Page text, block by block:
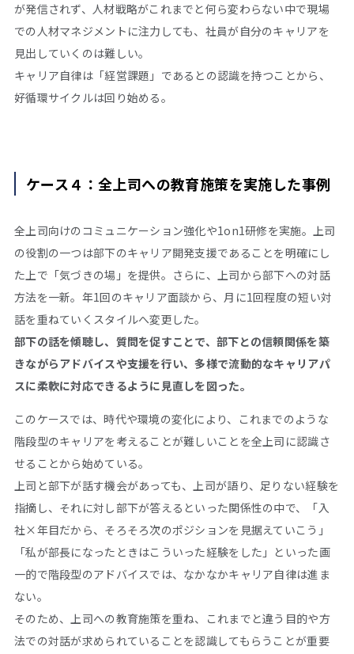
が発信されず、人材戦略がこれまでと何ら変わらない中で現場
での人材マネジメントに注力しても、社員が自分のキャリアを
見出していくのは難しい。
キャリア自律は「経営課題」であるとの認識を持つことから、
好循環サイクルは回り始める。
ケース４：全上司への教育施策を実施した事例
全上司向けのコミュニケーション強化や1on1研修を実施。上司
の役割の一つは部下のキャリア開発支援であることを明確にし
た上で「気づきの場」を提供。さらに、上司から部下への対話
方法を一新。年1回のキャリア面談から、月に1回程度の短い対
話を重ねていくスタイルへ変更した。
部下の話を傾聴し、質問を促すことで、部下との信頼関係を築
きながらアドバイスや支援を行い、多様で流動的なキャリアパ
スに柔軟に対応できるように見直しを図った。
このケースでは、時代や環境の変化により、これまでのような
階段型のキャリアを考えることが難しいことを全上司に認識さ
せることから始めている。
上司と部下が話す機会があっても、上司が語り、足りない経験を
指摘し、それに対し部下が答えるといった関係性の中で、「入
社×年目だから、そろそろ次のポジションを見据えていこう」
「私が部長になったときはこういった経験をした」といった画
一的で階段型のアドバイスでは、なかなかキャリア自律は進ま
ない。
そのため、上司への教育施策を重ね、これまでと違う目的や方
法での対話が求められていることを認識してもらうことが重要